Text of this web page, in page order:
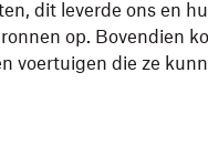
dit leverde ons en
op. Bovendien
voertuigen die ze